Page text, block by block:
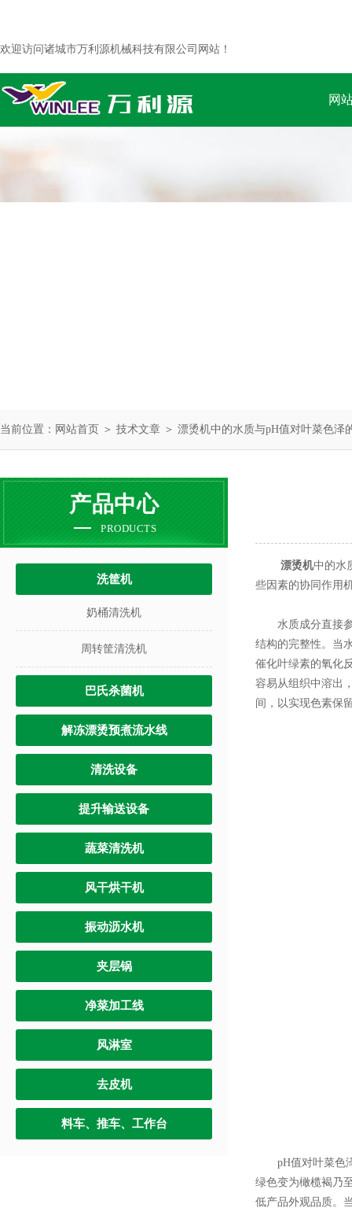
欢迎访问诸城市万利源机械科技有限公司网站！
网
当前位置： 网站首页 ＞ 技术文章 ＞ 漂烫机中的水质与pH值对叶菜色泽
产品中心
PRODUCTS
洗筐机
奶桶清洗机
周转筐清洗机
巴氏杀菌机
解冻漂烫预煮流水线
清洗设备
提升输送设备
蔬菜清洗机
风干烘干机
振动沥水机
夹层锅
净菜加工线
风淋室
去皮机
料车、推车、工作台
漂烫机中的水
些因素的协同作用
水质成分直接参
结构的完整性。当
催化叶绿素的氧化
容易从组织中溶出
间，以实现色素保
pH值对叶菜色泽
绿色变为橄榄褐乃
低产品外观品质。